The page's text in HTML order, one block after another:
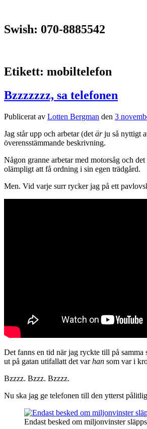
Swish: 070-8885542
Etikett: mobiltelefon
Bzzzzzzz, sa telefonen
Publicerat av Lotten Bergman den 3
Jag står upp och arbetar (det ärju så nyttigt
överensstämmande beskrivning.
Någon granne arbetar med motorsåg och
olämpligt att få ordning i sin egen trädgård.
Men. Vid varje surr rycker jag på ett
Det fanns en tid när jag ryckte till på
ut på gatan utifallatt det varhan som var i
Bzzzz. Bzzz. Bzzzz.
Nu ska jag ge telefonen till den ytterst
Endast besked om miljonvinster